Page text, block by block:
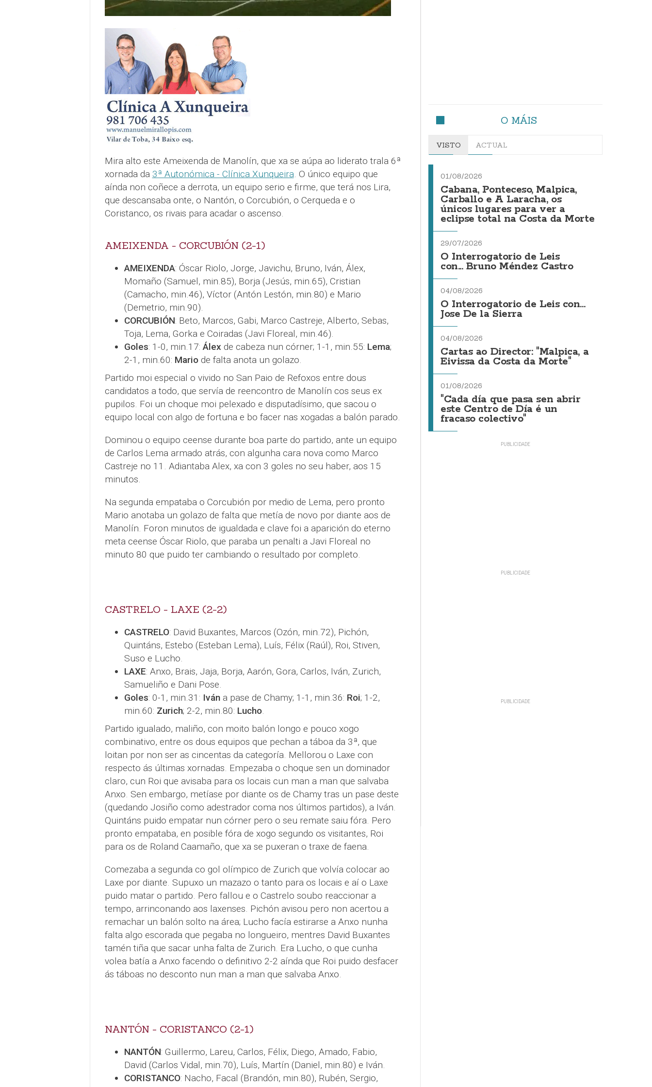
Mira alto este Ameixenda de Manolín, que xa se aúpa ao liderato trala 6ª
xornada da 3ª Autonómica - Clínica Xunqueira. O único equipo que
aínda non coñece a derrota, un equipo serio e firme, que terá nos Lira,
que descansaba onte, o Nantón, o Corcubión, o Cerqueda e o
Coristanco, os rivais para acadar o ascenso.
AMEIXENDA - CORCUBIÓN (2-1)
AMEIXENDA: Óscar Riolo, Jorge, Javichu, Bruno, Iván, Álex,
Momaño (Samuel, min.85), Borja (Jesús, min.65), Cristian
(Camacho, min.46), Víctor (Antón Lestón, min.80) e Mario
(Demetrio, min.90).
CORCUBIÓN: Beto, Marcos, Gabi, Marco Castreje, Alberto, Sebas,
Toja, Lema, Gorka e Coiradas (Javi Floreal, min.46).
Goles: 1-0, min.17:Álexde cabeza nun córner; 1-1, min.55: Lema;
2-1, min.60: Mariode falta anota un golazo.
Partido moi especial o vivido no San Paio de Refoxos entre dous
candidatos a todo, que servía de reencontro de Manolín cos seus ex
pupilos. Foi un choque moi pelexado e disputadísimo, que sacou o
equipo local con algo de fortuna e bo facer nas xogadas a balón parado.
Dominou o equipo ceense durante boa parte do partido, ante un equipo
de Carlos Lema armado atrás, con algunha cara nova como Marco
Castreje no 11. Adiantaba Alex, xa con 3 goles no seu haber, aos 15
minutos.
Na segunda empataba o Corcubión por medio de Lema, pero pronto
Mario anotaba un golazo de falta que metía de novo por diante aos de
Manolín. Foron minutos de igualdada e clave foi a aparición do eterno
meta ceense Óscar Riolo, que paraba un penalti a Javi Floreal no
minuto 80 que puido ter cambiando o resultado por completo.
CASTRELO - LAXE (2-2)
CASTRELO: David Buxantes, Marcos (Ozón, min.72), Pichón,
Quintáns, Estebo (Esteban Lema), Luís, Félix (Raúl), Roi, Stiven,
Suso e Lucho.
LAXE: Anxo, Brais, Jaja, Borja, Aarón, Gora, Carlos, Iván, Zurich,
Samueliño e Dani Pose.
Goles: 0-1, min.31: Ivána pase de Chamy; 1-1, min.36: Roi; 1-2,
min.60: Zurich; 2-2, min.80: Lucho.
Partido igualado, maliño, con moito balón longo e pouco xogo
combinativo, entre os dous equipos que pechan a táboa da 3ª, que
loitan por non ser as cincentas da categoría. Mellorou o Laxe con
respecto ás últimas xornadas. Empezaba o choque sen un dominador
claro, cun Roi que avisaba para os locais cun man a man que salvaba
Anxo. Sen embargo, metíase por diante os de Chamy tras un pase deste
(quedando Josiño como adestrador coma nos últimos partidos), a Iván.
Quintáns puido empatar nun córner pero o seu remate saiu fóra. Pero
pronto empataba, en posible fóra de xogo segundo os visitantes, Roi
para os de Roland Caamaño, que xa se puxeran o traxe de faena.
Comezaba a segunda co gol olímpico de Zurich que volvía colocar ao
Laxe por diante. Supuxo un mazazo o tanto para os locais e aí o Laxe
puido matar o partido. Pero fallou e o Castrelo soubo reaccionar a
tempo, arrinconando aos laxenses. Pichón avisou pero non acertou a
remachar un balón solto na área; Lucho facía estirarse a Anxo nunha
falta algo escorada que pegaba no longueiro, mentres David Buxantes
tamén tiña que sacar unha falta de Zurich. Era Lucho, o que cunha
volea batía a Anxo facendo o definitivo 2-2 aínda que Roi puido desfacer
ás táboas no desconto nun man a man que salvaba Anxo.
NANTÓN - CORISTANCO (2-1)
NANTÓN: Guillermo, Lareu, Carlos, Félix, Diego, Amado, Fabio,
David (Carlos Vidal, min.70), Luís, Martín (Daniel, min.80) e Iván.
CORISTANCO: Nacho, Facal (Brandón, min.80), Rubén, Sergio,
O MÁIS
VISTO ACTUAL
01/08/2026
Cabana, Ponteceso, Malpica,
Carballo e A Laracha, os
únicos lugares para ver a
eclipse total na Costa da Morte
29/07/2026
O Interrogatorio de Leis
con... Bruno Méndez Castro
04/08/2026
O Interrogatorio de Leis con...
Jose De la Sierra
04/08/2026
Cartas ao Director: "Malpica, a
Eivissa da Costa da Morte"
01/08/2026
"Cada día que pasa sen abrir
este Centro de Día é un
fracaso colectivo"